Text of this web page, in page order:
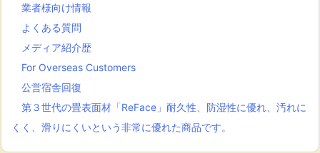
業者様向け情報
よくある質問
メディア紹介歴
For Overseas Customers
公営宿舎回復
第３世代の畳表面材「ReFace」耐久性、防湿性に優れ、汚れに
くく、滑りにくいという非常に優れた商品です。